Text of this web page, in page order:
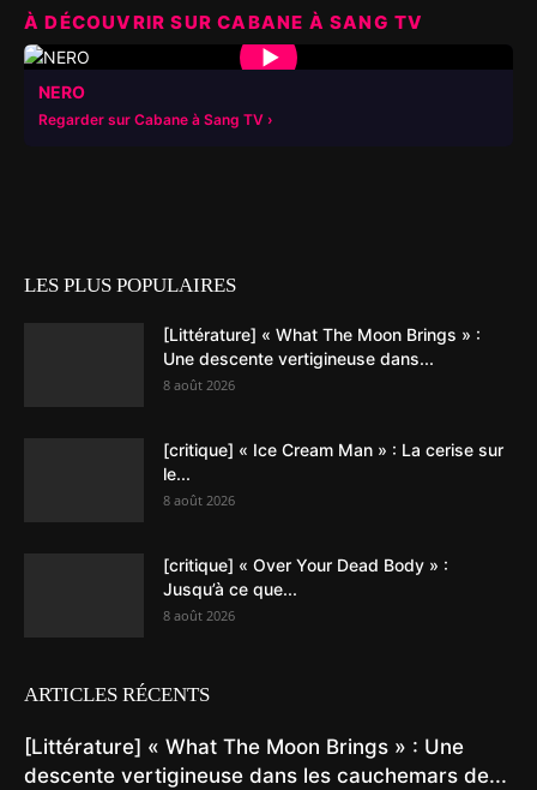
À DÉCOUVRIR SUR CABANE À SANG TV
▶
NERO
Regarder sur Cabane à Sang TV
LES PLUS POPULAIRES
[Littérature] « What The Moon Brings » :
Une descente vertigineuse dans...
8 août 2026
[critique] « Ice Cream Man » : La cerise sur
le...
8 août 2026
[critique] « Over Your Dead Body » :
Jusqu’à ce que...
8 août 2026
ARTICLES RÉCENTS
[Littérature] « What The Moon Brings » : Une
descente vertigineuse dans les cauchemars de...